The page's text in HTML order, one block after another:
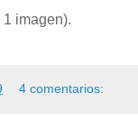
imagen).
4 comentarios: